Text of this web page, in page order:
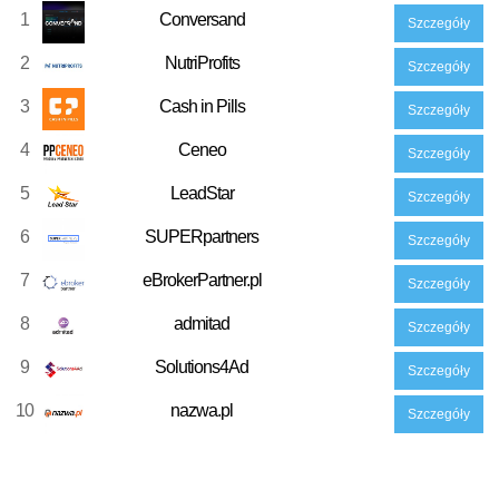
1 Conversand Szczegóły
2 NutriProfits Szczegóły
3 Cash in Pills Szczegóły
4 Ceneo Szczegóły
5 LeadStar Szczegóły
6 SUPERpartners Szczegóły
7 eBrokerPartner.pl Szczegóły
8 admitad Szczegóły
9 Solutions4Ad Szczegóły
10 nazwa.pl Szczegóły